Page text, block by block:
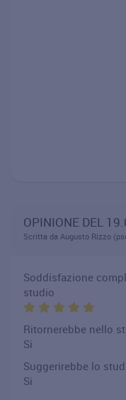
OPINIONE DEL
Scritta da Augusto Rizzo
Soddisfazione
studio
Ritornerebbe nello
Si
Suggerirebbe lo
Si